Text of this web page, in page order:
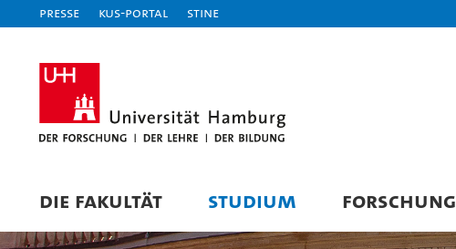
Presse KUS-Portal STiNE
DIE FAKULTÄT STUDIUM FORSCHUNG